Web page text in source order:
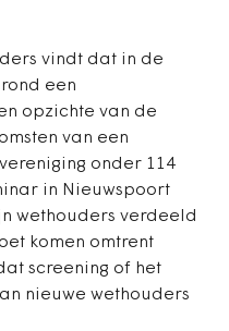
vindt dat in de
een
opzichte van de
van een
onder 114
in Nieuwspoort
wethouders verdeeld
komen omtrent
screening of het
nieuwe wethouders